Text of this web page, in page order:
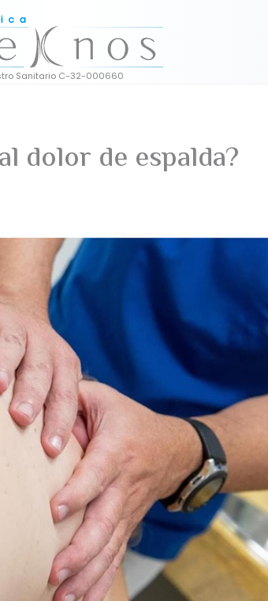
dolor de espalda?